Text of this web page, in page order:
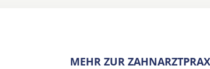
MEHR ZUR